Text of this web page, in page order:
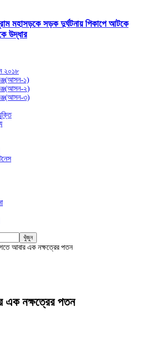
মহাসড়কে সড়ক দুর্ঘটনায় পিকাপে আটকে
উদ্ধার
২০১৮
১)
২)
৩)
আবার এক নক্ষত্রের পতন
এক নক্ষত্রের পতন